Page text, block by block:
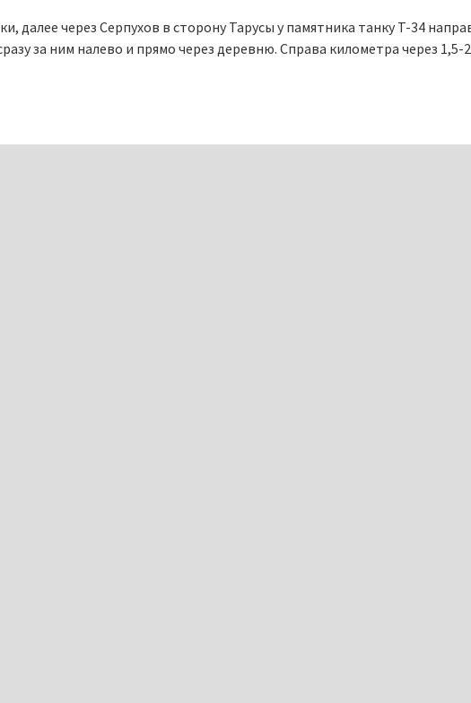
через Серпухов в сторону Тарусы у памятника танку Т-34
за ним налево и прямо через деревню. Справа километра через 1,5-